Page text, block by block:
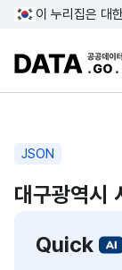
이 누리집은 대
JSON
대구광역시
Quick